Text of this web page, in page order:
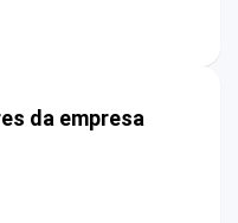
da empresa